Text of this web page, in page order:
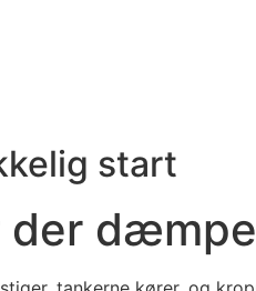
start